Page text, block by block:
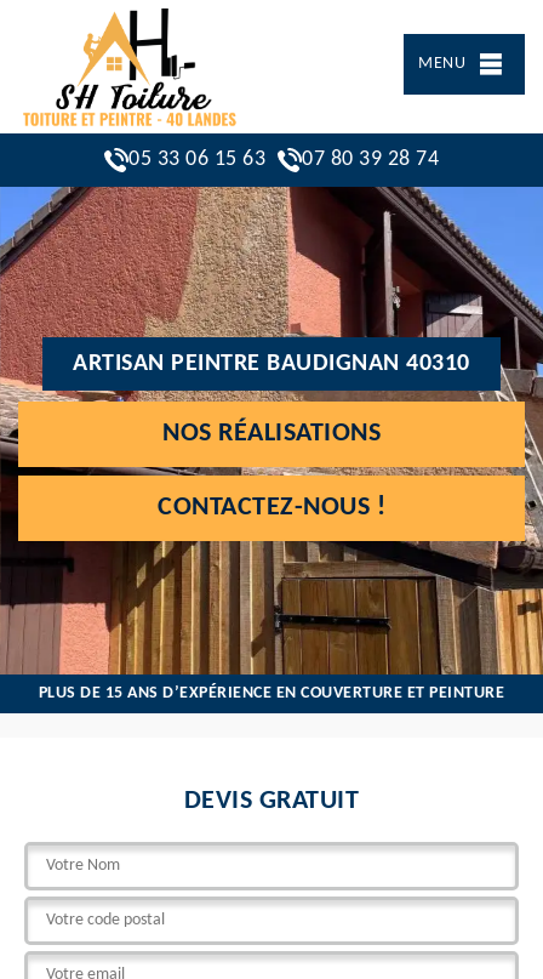
MENU
05 33 06 15 63 07 80 39 28 74
ARTISAN PEINTRE BAUDIGNAN 40310
NOS RÉALISATIONS
CONTACTEZ-NOUS !
PLUS DE 15 ANS D’EXPÉRIENCE EN COUVERTURE ET PEINTURE
DEVIS GRATUIT